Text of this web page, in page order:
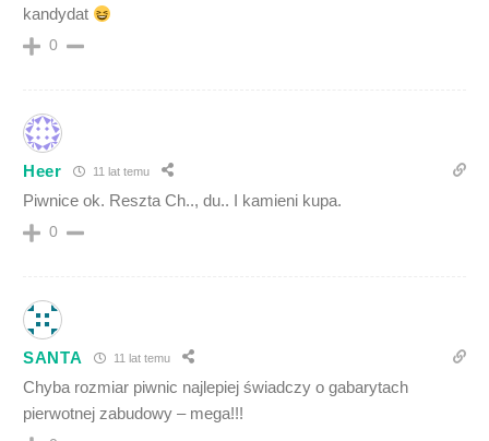
kandydat
0
Heer 11 lat temu
Piwnice ok. Reszta Ch.., du.. I kamieni kupa.
0
SANTA 11 lat temu
Chyba rozmiar piwnic najlepiej świadczy o gabarytach
pierwotnej zabudowy – mega!!!